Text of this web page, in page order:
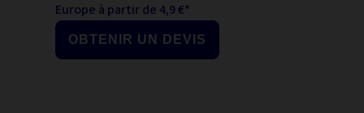
Europe à partir de 4,9 €*
OBTENIR UN DEVIS